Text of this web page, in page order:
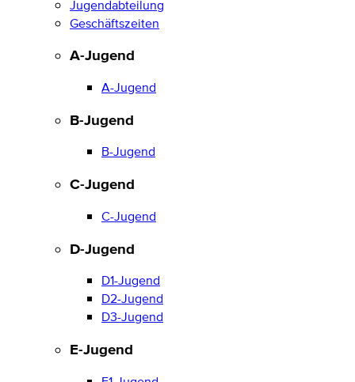
Jugendabteilung
Geschäftszeiten
A-Jugend
A-Jugend
B-Jugend
B-Jugend
C-Jugend
C-Jugend
D-Jugend
D1-Jugend
D2-Jugend
D3-Jugend
E-Jugend